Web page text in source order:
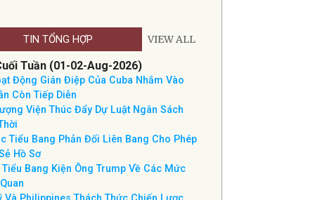
THỜI TIẾT NAM CALIFORNIA
TIN TỔNG HỢP
Tuần (01-02-Aug-2026)
Động Gián Điệp Của Cuba Nhắm Vào
Còn Tiếp Diễn
Viện Thúc Đẩy Dự Luật Ngân Sách
Tiểu Bang Phản Đối Liên Bang Cho Phép